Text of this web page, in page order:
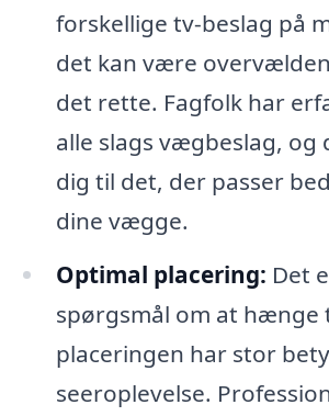
forskellige tv-beslag på
det kan være
det rette. Fagfolk har
alle slags vægbeslag, og
dig til det, der passer
dine vægge.
Optimal placering: Det
spørgsmål om at hænge
placeringen har stor
seeroplevelse.